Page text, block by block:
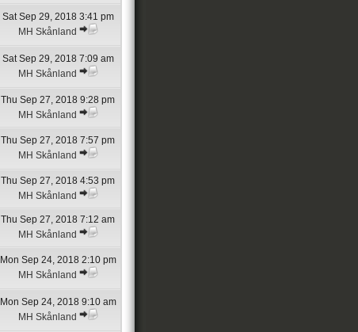
Sat Sep 29, 2018 3:41 pm
MH Skånland
Sat Sep 29, 2018 7:09 am
MH Skånland
Thu Sep 27, 2018 9:28 pm
MH Skånland
Thu Sep 27, 2018 7:57 pm
MH Skånland
Thu Sep 27, 2018 4:53 pm
MH Skånland
Thu Sep 27, 2018 7:12 am
MH Skånland
Mon Sep 24, 2018 2:10 pm
MH Skånland
Mon Sep 24, 2018 9:10 am
MH Skånland